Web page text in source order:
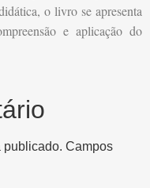
o livro se apresenta
e aplicação do
publicado. Campos